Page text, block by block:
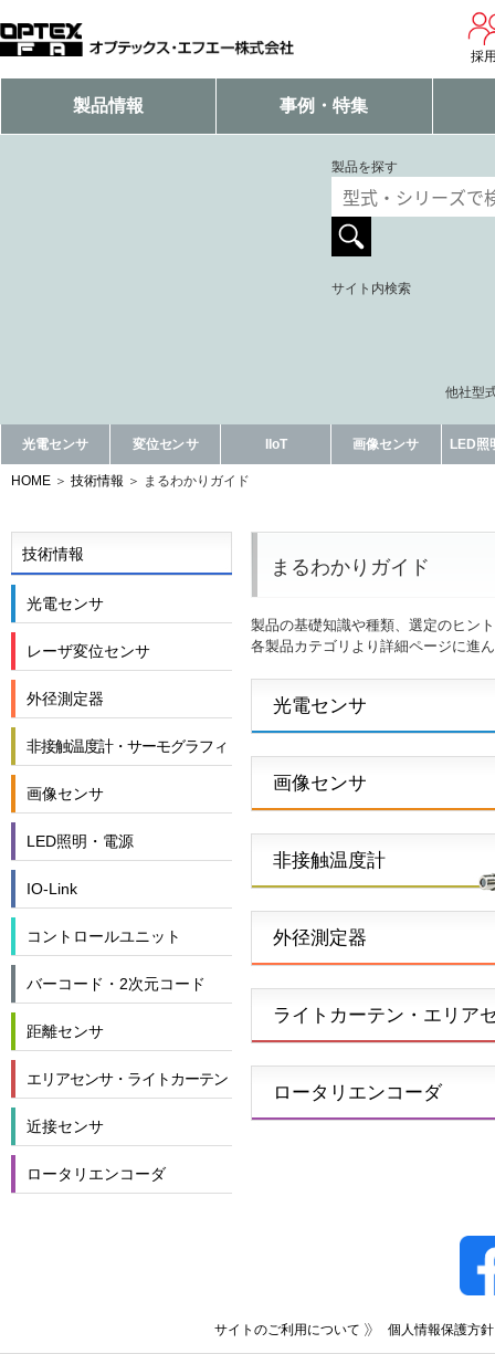
採
製品情報 事例・特集
製品を探す
サイト内検索
他社型
光電センサ 変位センサ IIoT 画像センサ LED照
HOME 技術情報 まるわかりガイド
技術情報
光電センサ
レーザ変位センサ
外径測定器
非接触温度計・サーモグラフィ
画像センサ
LED照明・電源
IO-Link
コントロールユニット
バーコード・2次元コード
距離センサ
エリアセンサ・ライトカーテン
近接センサ
ロータリエンコーダ
まるわかりガイド
製品の基礎知識や種類、選定のヒン
各製品カテゴリより詳細ページに進
光電センサ
画像センサ
非接触温度計
外径測定器
ライトカーテン・エリア
ロータリエンコーダ
サイトのご利用について 個人情報保護方針